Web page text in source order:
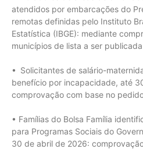
atendidos por embarcações do
remotas definidas pelo Instituto
Estatística (IBGE): mediante
municípios de lista a ser
• Solicitantes de salário-
benefício por incapacidade, até
comprovação com base no
• Famílias do Bolsa Família
para Programas Sociais do
30 de abril de 2026: